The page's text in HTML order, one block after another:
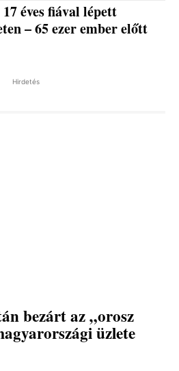
éves fiával lépett
– 65 ezer ember előtt
Hirdetés
bezárt az „orosz
üzlete